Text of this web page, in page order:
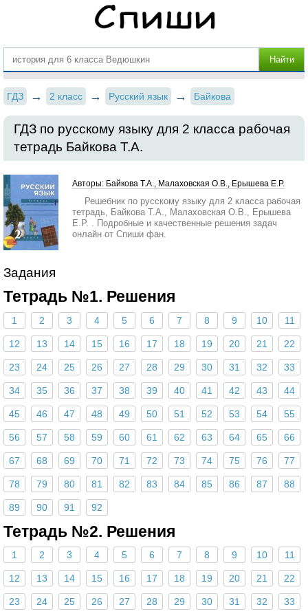
ГДЗ 2 класс Русский язык Байкова
ГДЗ по русскому языку для 2 класса рабочая
тетрадь Байкова Т.А.
Авторы: Байкова Т.А., Малаховская О.В., Ерышева Е.Р.
Решебник по русскому языку для 2 класса рабочая
тетрадь, Байкова Т.А., Малаховская О.В., Ерышева
Е.Р. . Подробные и качественные решения задач
онлайн от Спиши фан.
Задания
Тетрадь №1. Решения
1 2 3 4 5 6 7 8 9 10 11
12 13 14 15 16 17 18 19 20 21 22
23 24 25 26 27 28 29 30 31 32 33
34 35 36 37 38 39 40 41 42 43 44
45 46 47 48 49 50 51 52 53 54 55
56 57 58 59 60 61 62 63 64 65 66
67 68 69 70 71 72 73 74 75 76 77
78 79 80 81 82 83 84 85 86 87 88
89 90 91 92
Тетрадь №2. Решения
1 2 3 4 5 6 7 8 9 10 11
12 13 14 15 16 17 18 19 20 21 22
23 24 25 26 27 28 29 30 31 32 33